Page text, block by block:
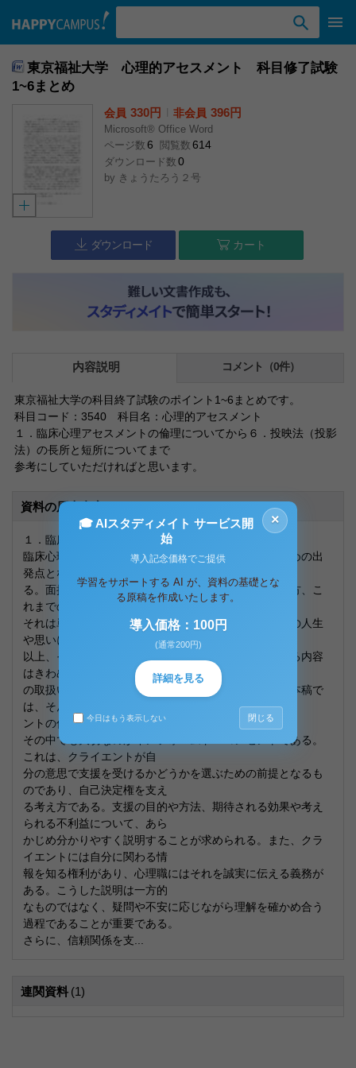
東京福祉大学 心理的アセスメント 科目修了試験
1~6まとめ
会員 330円 非会員 396円
Microsoft® Office Word
ページ数 6 閲覧数 614
ダウンロード数 0
by きょうたろう２号
ダウンロード カート
内容説明 コメント（0件）
東京福祉大学の科目終了試験のポイント1~6まとめです。
科目コード：3540 科目名：心理的アセスメント
１．臨床心理アセスメントの倫理についてから６．投映法（投影
法）の長所と短所についてまで
参考にしていただければと思います。
資料の原本内容
１．臨床心理アセスメントの倫理について
臨床心理アセスメントは、クライエントを理解するための出
発点となる大切な過程であ
る。面接や心理検査を通して、その人の感じ方や考え方、こ
れまでの経験に触れていくが、
それは単に情報を集める作業ではない。クライエントの人生
や思いに向き合う営みである
以上、そこには常に倫理的配慮が求められる。扱われる内容
はきわめて個人的であり、そ
の取扱いを誤れば信頼関係は容易に揺らいでしまう。本稿で
は、そんな臨床心理アセスメ
ントの倫理について述べていく。
その中でも大切なのがインフォームド・コンセントである。
これは、クライエントが自
分の意思で支援を受けるかどうかを選ぶための前提となるも
のであり、自己決定権を支え
る考え方である。支援の目的や方法、期待される効果や考え
られる不利益について、あら
かじめ分かりやすく説明することが求められる。また、クラ
イエントには自分に関わる情
報を知る権利があり、心理職にはそれを誠実に伝える義務が
ある。こうした説明は一方的
なものではなく、疑問や不安に応じながら理解を確かめ合う
過程であることが重要である。
さらに、信頼関係を支...
連関資料 (1)
×
🎓 AIスタディメイト サービス開
始
導入記念価格でご提供
学習をサポートする AI が、資料の基礎とな
る原稿を作成いたします。
導入価格：100円
(通常200円)
詳細を見る
今日はもう表示しない 閉じる